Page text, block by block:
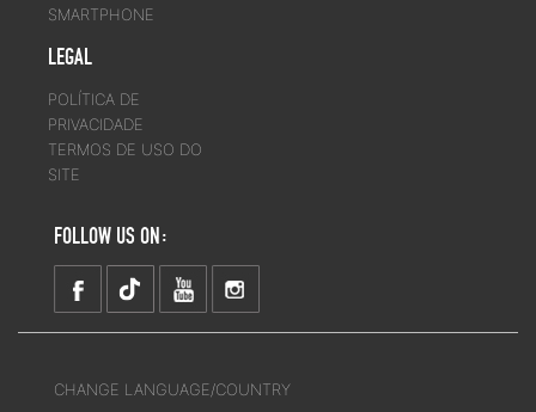
SMARTPHONE
LEGAL
POLÍTICA DE
PRIVACIDADE
TERMOS DE USO DO
SITE
FOLLOW US ON:
CHANGE LANGUAGE/COUNTRY